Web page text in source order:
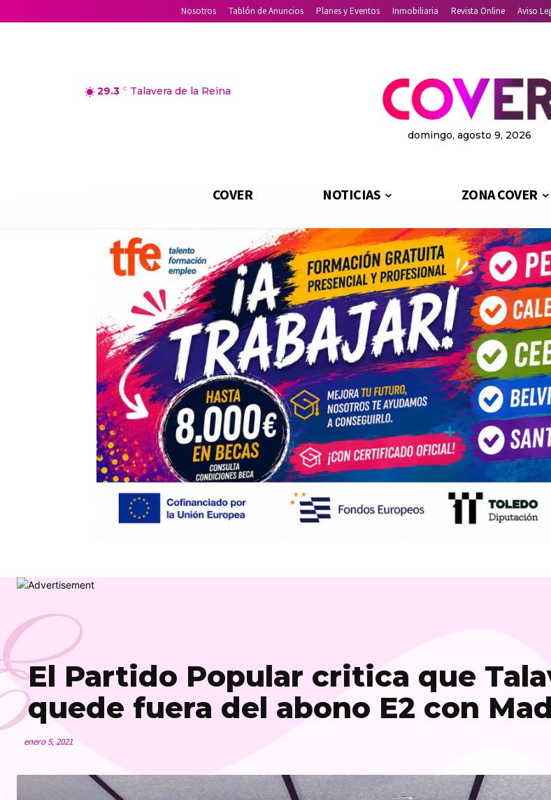
Nosotros Tablón de Anuncios Planes y Eventos Inmobiliaria Revista Online Aviso
29.3 C Talavera de la Reina
domingo, agosto 9, 2026
COVER NOTICIAS ZONA COVER
El Partido Popular critica que
quede fuera del abono E2 con
enero 5, 2021